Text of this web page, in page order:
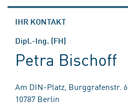
IHR KONTAKT
Dipl.-Ing. (FH)
Petra Bischoff
Am DIN-Platz, Burggrafenstr. 6
10787 Berlin